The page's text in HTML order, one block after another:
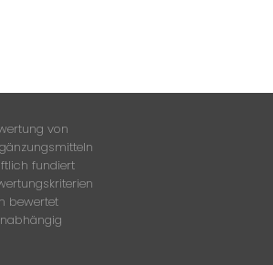
von
fundiert
bewertet